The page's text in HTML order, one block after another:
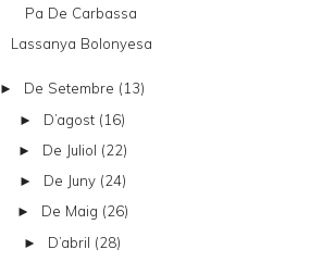
Pa De Carbassa
Lassanya Bolonyesa
► De Setembre (13)
► D’agost (16)
► De Juliol (22)
► De Juny (24)
► De Maig (26)
► D’abril (28)